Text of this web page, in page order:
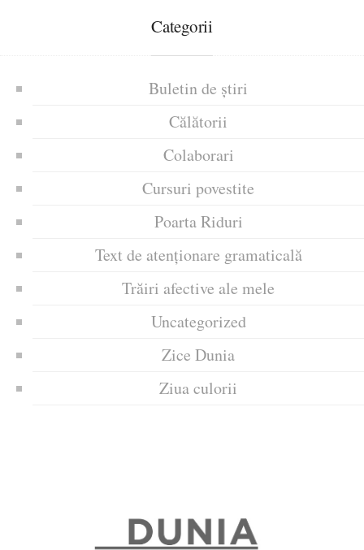
Categorii
Buletin de știri
Călătorii
Colaborari
Cursuri povestite
Poarta Riduri
Text de atenționare gramaticală
Trăiri afective ale mele
Uncategorized
Zice Dunia
Ziua culorii